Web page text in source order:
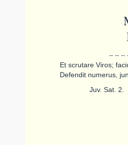
– –
Et scrutare Viros;
Defendit numerus,
Juv. Sat. 2.